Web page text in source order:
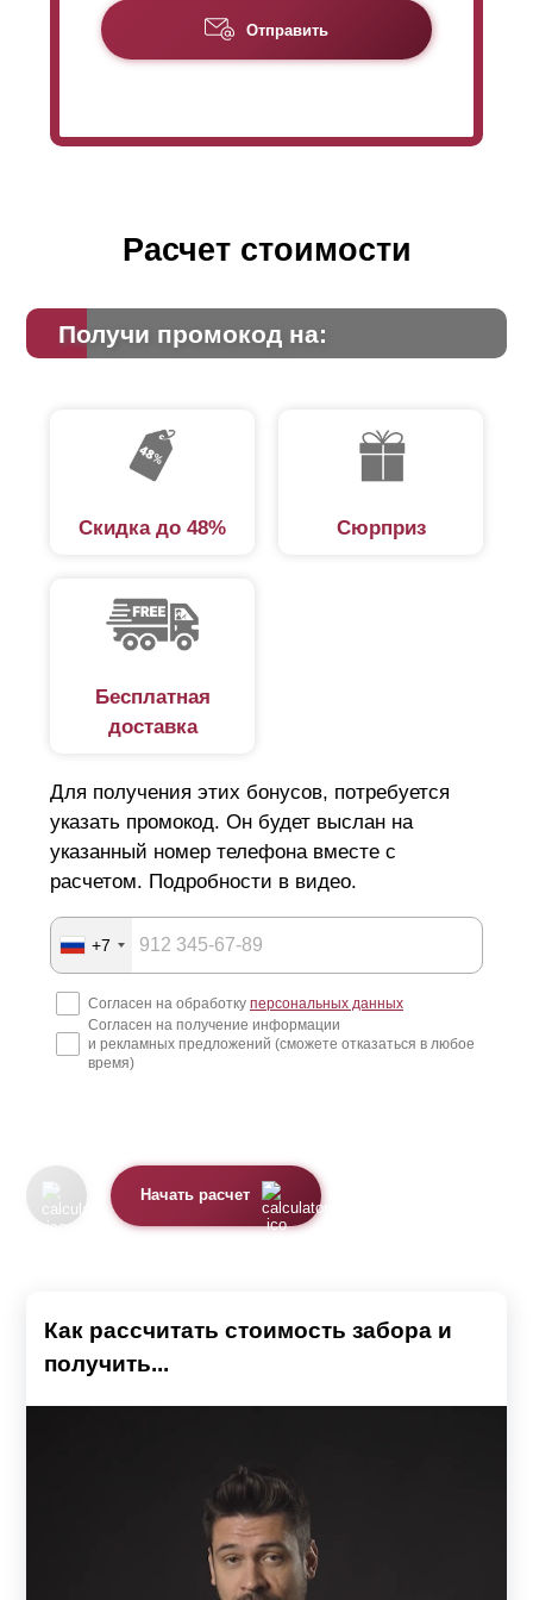
При выборе стоит учитывать вкусовые предпочтения
относительно дизайна забора. Дело в том, что
больший объем делает забор более объемным с
наличием горизонтальных линий. Соответственно
наоборот - чем меньше глубина, тем меньше изгибов
и горизонтальных линий. Заборы изготовленные из
любого размера
ламелейи глубины одинаково
соответствуют высокому качеству.
крепится специальными заклепками. И эти заклепки
становятся видны и с лицевой стороны тоже, если
отсутствует нахлестламелей. Хотя видимость
характеристики, многим не нравится, что заклепки
Отправить
Расчет стоимости
Получи промокод на:
Скидка до 48% Сюрприз
Бесплатная
доставка
Для получения этих бонусов, потребуется
указать промокод. Он будет выслан на
указанный номер телефона вместе с
расчетом. Подробности в видео.
+7
Согласен на обработку персональных данных
Согласен на получение информации
и рекламных предложений (сможете отказаться в любое
время)
Начать расчет
Как рассчитать стоимость забора и
получить...